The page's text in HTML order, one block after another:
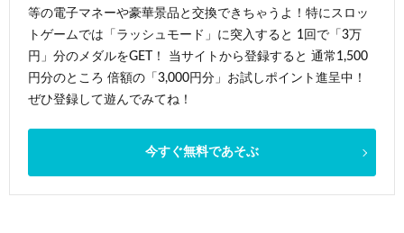
等の電子マネーや豪華景品と交換できちゃうよ！特にスロッ
トゲームでは「ラッシュモード」に突入すると 1回で「3万
円」分のメダルをGET！ 当サイトから登録すると 通常1,500
円分のところ 倍額の「3,000円分」お試しポイント進呈中！
ぜひ登録して遊んでみてね！
今すぐ無料であそぶ